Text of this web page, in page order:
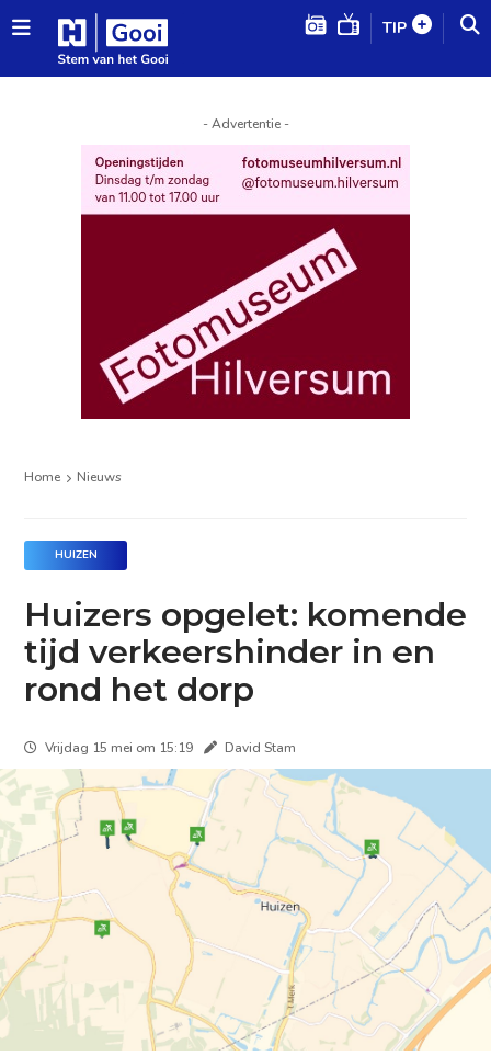
TIP
- Advertentie -
Home Nieuws
HUIZEN
Huizers opgelet: komende
tijd verkeershinder in en
rond het dorp
Vrijdag 15 mei om 15:19 David Stam